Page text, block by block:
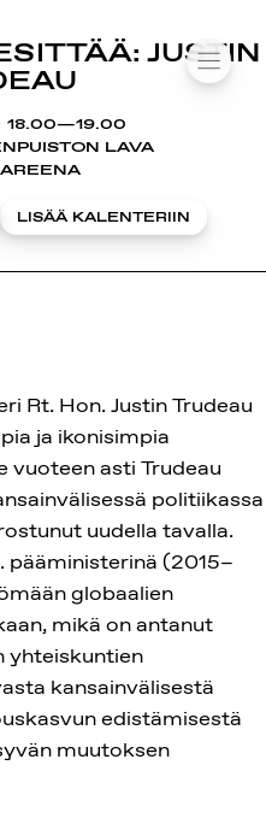
JUSTIN
18.00—19.00
LAVA
LISÄÄ KALENTERIIN
Rt. Hon. Justin Trudeau
ja ikonisimpia
vuoteen asti Trudeau
politiikassa
uudella tavalla.
pääministerinä (2015–
globaalien
mikä on antanut
yhteiskuntien
kansainvälisestä
edistämisestä
muutoksen